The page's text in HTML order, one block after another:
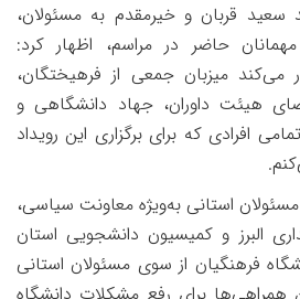
قربان و خیرمقدم به مسئولان،
حاضر در مراسم، اظهار کرد:
می‌کند میزبان جمعی از فرهیختگان،
هیئت داوران، جهاد دانشگاهی و
افرادی که برای برگزاری این رویداد
.
استانی به‌ویژه معاونت سیاسی،
البرز و کمیسیون دانشجویی استان
فرهنگیان از سوی مسئولان استانی